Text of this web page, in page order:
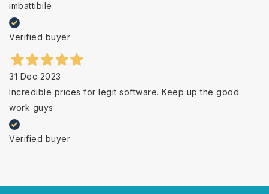
imbattibile
Verified buyer
31 Dec 2023
Incredible prices for legit software. Keep up the good
work guys
Verified buyer